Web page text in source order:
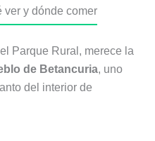
ver y dónde comer
Parque Rural, merece la
de Betancuria, uno
del interior de